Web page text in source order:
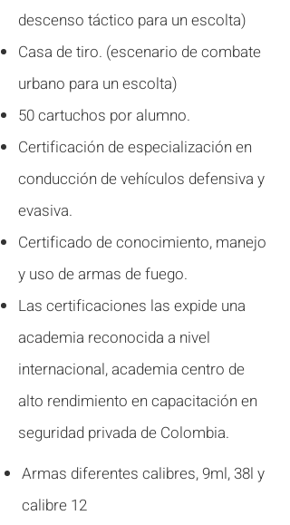
descenso táctico para un escolta)
Casa de tiro. (escenario de combate
urbano para un escolta)
50 cartuchos por alumno.
Certificación de especialización en
conducción de vehículos defensiva y
evasiva.
Certificado de conocimiento, manejo
y uso de armas de fuego.
Las certificaciones las expide una
academia reconocida a nivel
internacional, academia centro de
alto rendimiento en capacitación en
seguridad privada de Colombia.
Armas diferentes calibres, 9ml, 38l y
calibre 12